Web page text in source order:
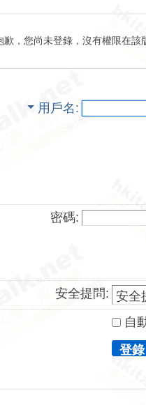
歉，您尚未登錄，沒有權限在該
用戶名
密碼:
安全提問:
自
登錄